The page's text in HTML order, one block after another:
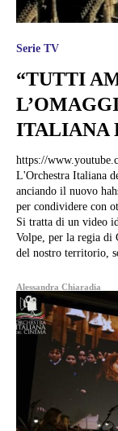
Serie TV
“TUTTI
ITALIANA
https://
L'Orchestra Italiana
anciando il nuovo
per condividere con
Si tratta di un video
Volpe, per la regia di
del nostro territorio,
Alessandra Chiaradia